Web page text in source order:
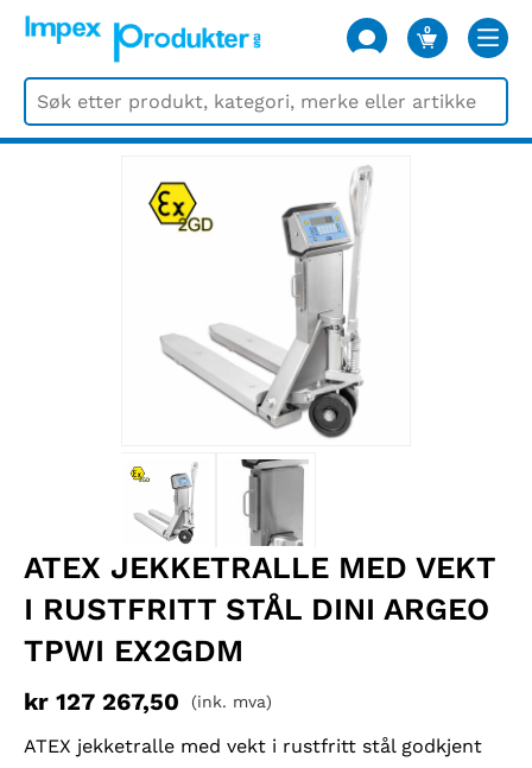
0
VARER
ATEX JEKKETRALLE MED VEKT
I RUSTFRITT STÅL DINI ARGEO
TPWI EX2GDM
kr 127 267,50 (ink. mva)
ATEX jekketralle med vekt i rustfritt stål godkjent